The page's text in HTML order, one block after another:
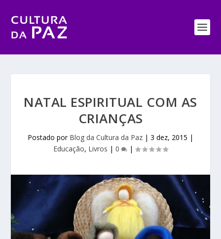
NATAL ESPIRITUAL COM AS
CRIANÇAS
Postado por Blog da Cultura da Paz | 3 dez, 2015 |
Educação, Livros | 0 |